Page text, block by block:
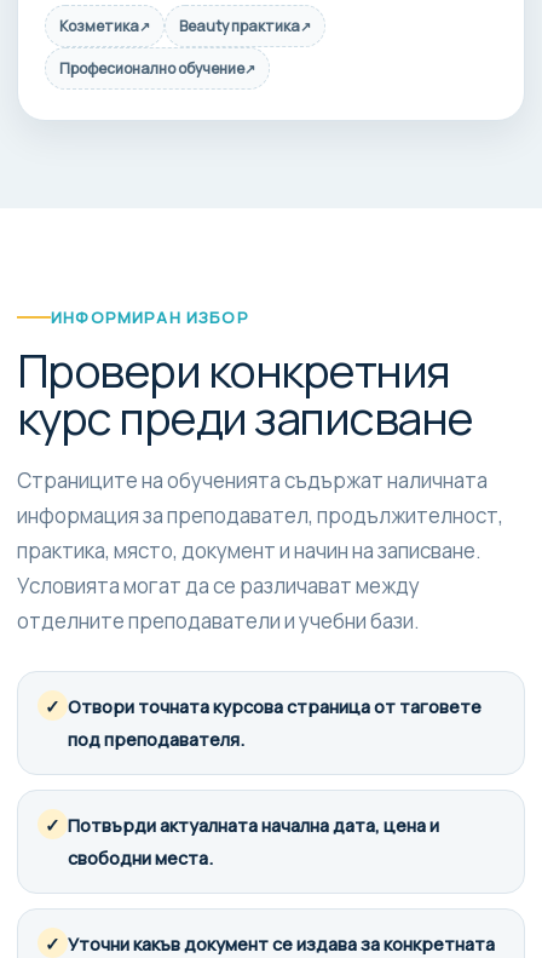
Козметика↗ Beauty практика↗
Професионално обучение↗
ИНФОРМИРАН ИЗБОР
Провери конкретния
курс преди записване
Страниците на обученията съдържат наличната
информация за преподавател, продължителност,
практика, място, документ и начин на записване.
Условията могат да се различават между
отделните преподаватели и учебни бази.
✓ Отвори точната курсова страница от таговете
под преподавателя.
✓ Потвърди актуалната начална дата, цена и
свободни места.
✓ Уточни какъв документ се издава за конкретната